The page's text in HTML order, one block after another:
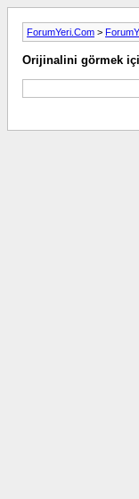
ForumYeri.Com >
Orijinalini görmek